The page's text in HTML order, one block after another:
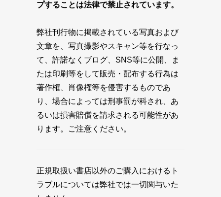
プすることは法律で禁止されています。
弊社刊行物に掲載されている写真および
文章を、写真撮影やスキャン等を行なっ
て、許諾なくブログ、SNS等に公開、ま
たは印刷等をして販売・配布する行為は
著作権、肖像権等を侵害するものであ
り、場合によっては刑事罰が科され、あ
るいは損害賠償を請求される可能性があ
ります。ご注意ください。
正規取扱い書店以外のご購入におけるト
ラブルについては弊社では一切関与いた